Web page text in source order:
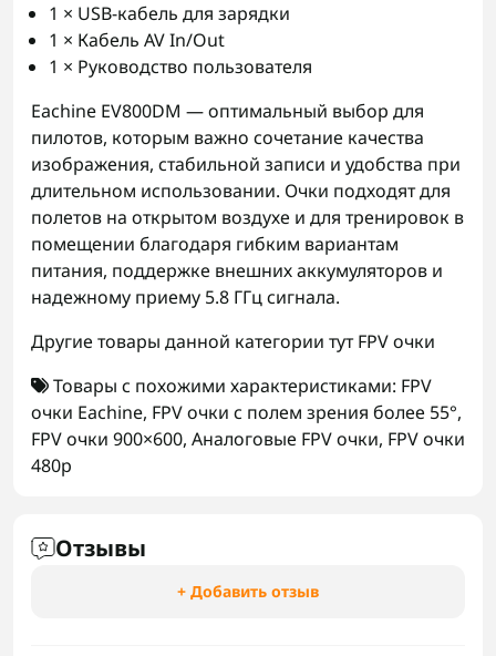
1 × USB-кабель для зарядки
1 × Кабель AV In/Out
1 × Руководство пользователя
Eachine EV800DM — оптимальный выбор для
пилотов, которым важно сочетание качества
изображения, стабильной записи и удобства при
длительном использовании. Очки подходят для
полетов на открытом воздухе и для тренировок в
помещении благодаря гибким вариантам
питания, поддержке внешних аккумуляторов и
надежному приему 5.8 ГГц сигнала.
Другие товары данной категории тутFPV очки
Товары с похожими характеристиками: FPV
очки Eachine, FPV очки с полем зрения более 55°,
FPV очки 900×600, Аналоговые FPV очки, FPV очки
480p
Отзывы
+ Добавить отзыв